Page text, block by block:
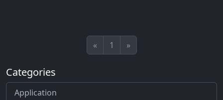
« 1 »
Categories
Application